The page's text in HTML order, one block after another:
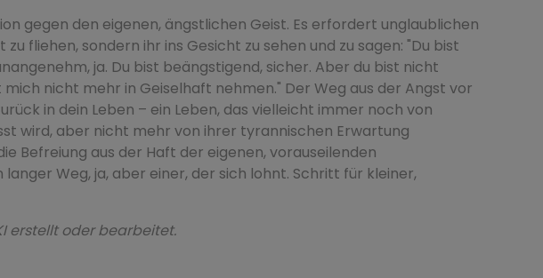
gegen den eigenen, ängstlichen Geist. Es erfordert unglaublichen
fliehen, sondern ihr ins Gesicht zu sehen und zu sagen: "Du bist
ja. Du bist beängstigend, sicher. Aber du bist nicht
nicht mehr in Geiselhaft nehmen." Der Weg aus der Angst vor
in dein Leben – ein Leben, das vielleicht immer noch von
wird, aber nicht mehr von ihrer tyrannischen Erwartung
Befreiung aus der Haft der eigenen, vorauseilenden
langer Weg, ja, aber einer, der sich lohnt. Schritt für kleiner,
erstellt oder bearbeitet.